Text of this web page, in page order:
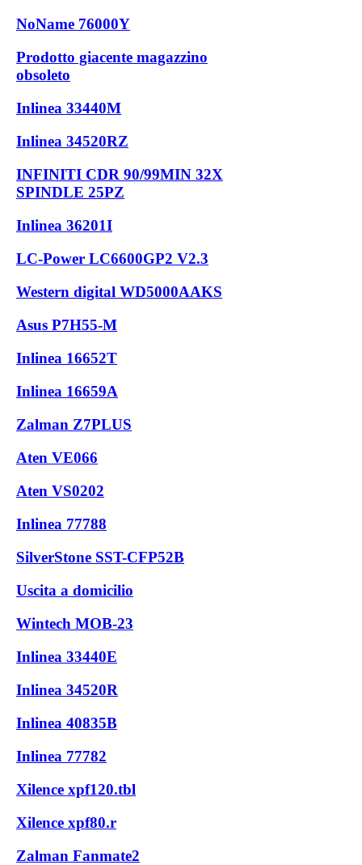
NoName 76000Y
Prodotto giacente magazzino
obsoleto
Inlinea 33440M
Inlinea 34520RZ
INFINITI CDR 90/99MIN 32X
SPINDLE 25PZ
Inlinea 36201I
LC-Power LC6600GP2 V2.3
Western digital WD5000AAKS
Asus P7H55-M
Inlinea 16652T
Inlinea 16659A
Zalman Z7PLUS
Aten VE066
Aten VS0202
Inlinea 77788
SilverStone SST-CFP52B
Uscita a domicilio
Wintech MOB-23
Inlinea 33440E
Inlinea 34520R
Inlinea 40835B
Inlinea 77782
Xilence xpf120.tbl
Xilence xpf80.r
Zalman Fanmate2